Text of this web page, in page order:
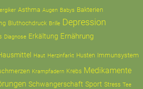
Asthma Augen Babys Bakterien
Bluthochdruck Brille Depression
Diagnose Erkältung Ernährung
Haut Herzinfarkt Husten Immunsystem
Krampfadern Krebs Medikamente
Schwangerschaft Sport Stress Tee